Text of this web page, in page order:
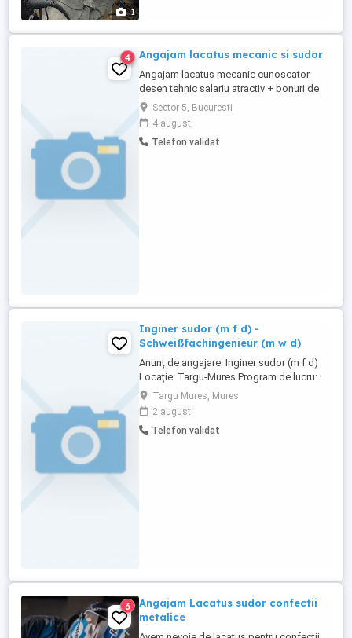
1
4 Angajam lacatus mecanic si sudor
Angajam lacatus mecanic cunoscator
desen tehnic salariu atractiv + bonuri de
masa si sudor argon si electric salariu
atractiv + bonuri de masa. Relatii la telefon
. Puteti sa transmiteti si cv-uri la adresa de
e-mail:
Sector 5, Bucuresti
4 august
Telefon validat
Inginer sudor (m f d) -
Schweißfachingenieur (m w d)
Anunț de angajare: Inginer sudor (m f d)
Locație: Targu-Mures Program de lucru:
Partiala Admitere: cât mai curând posibil
Despre noi: Fiind un site industrial și de
producție de înaltă performanță, susținem
standarde înalte de calitate, tehnologii
Targu Mures, Mures
2 august
Telefon validat
3
Angajam Lacatus sudor confectii
metalice